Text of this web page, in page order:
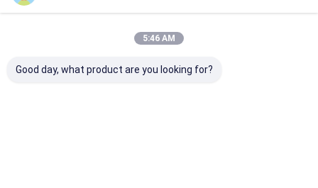
비행기 갈아타기 버스
5:46 AM
Good day, what product are you looking for?